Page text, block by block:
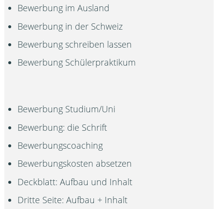
Bewerbung im Ausland
Bewerbung in der Schweiz
Bewerbung schreiben lassen
Bewerbung Schülerpraktikum
Bewerbung Studium/Uni
Bewerbung: die Schrift
Bewerbungscoaching
Bewerbungskosten absetzen
Deckblatt: Aufbau und Inhalt
Dritte Seite: Aufbau + Inhalt